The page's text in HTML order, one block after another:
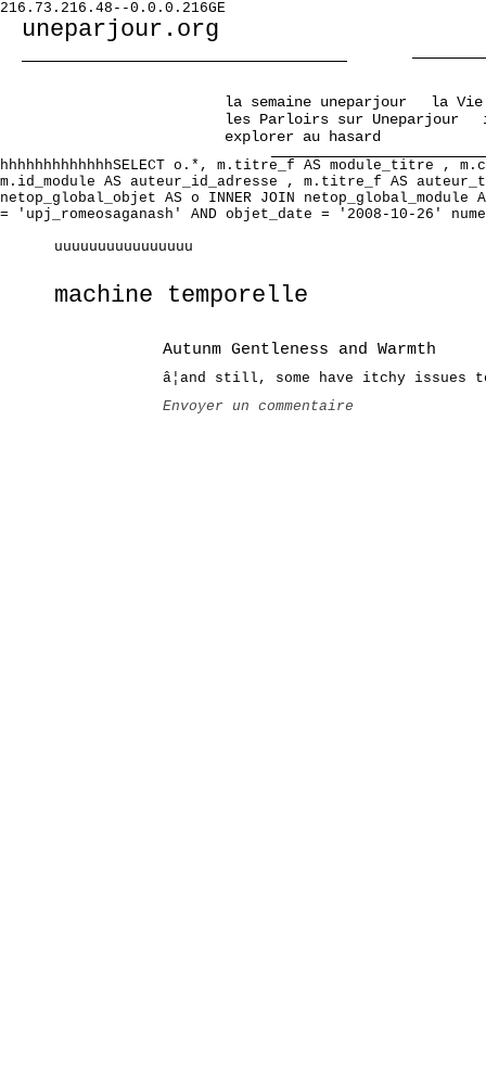
216.73.216.48--0.0.0.216GE
uneparjour.org
la semaine uneparjour
la Vie
les Parloirs sur Uneparjour
explorer au hasard
hhhhhhhhhhhhhSELECT o.*, m.titre_f AS module_titre ,
m.id_module AS auteur_id_adresse , m.titre_f AS
netop_global_objet AS o INNER JOIN netop_global_module
= 'upj_romeosaganash' AND objet_date = '2008-10-26'
uuuuuuuuuuuuuuuu
machine temporelle
Autunm Gentleness and Warmth
â¦and still, some have itchy issues
Envoyer un commentaire